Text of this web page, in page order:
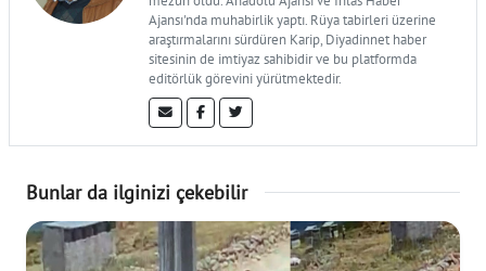
Ajansı'nda muhabirlik yaptı. Rüya tabirleri üzerine
araştırmalarını sürdüren Karip, Diyadinnet haber
sitesinin de imtiyaz sahibidir ve bu platformda
editörlük görevini yürütmektedir.
Bunlar da ilginizi çekebilir